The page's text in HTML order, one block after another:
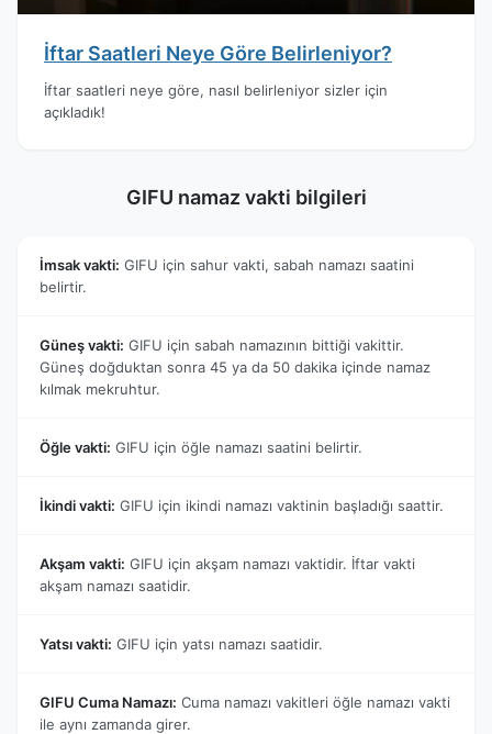
İftar Saatleri Neye Göre Belirleniyor?
İftar saatleri neye göre, nasıl belirleniyor sizler için
açıkladık!
GIFU namaz vakti bilgileri
İmsak vakti: GIFU için sahur vakti, sabah namazı saatini
belirtir.
Güneş vakti: GIFU için sabah namazının bittiği vakittir.
Güneş doğduktan sonra 45 ya da 50 dakika içinde namaz
kılmak mekruhtur.
Öğle vakti: GIFU için öğle namazı saatini belirtir.
İkindi vakti: GIFU için ikindi namazı vaktinin başladığı saattir.
Akşam vakti: GIFU için akşam namazı vaktidir. İftar vakti
akşam namazı saatidir.
Yatsı vakti: GIFU için yatsı namazı saatidir.
GIFU Cuma Namazı: Cuma namazı vakitleri öğle namazı vakti
ile aynı zamanda girer.